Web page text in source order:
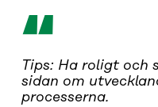
“
Tips: Ha roligt och
sidan om
processerna.